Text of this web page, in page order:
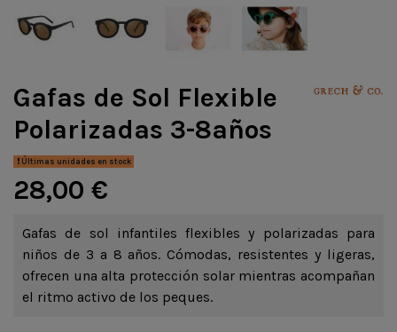
Gafas de Sol Flexible
Polarizadas 3-8años
Últimas unidades en stock
28,00 €
Gafas de sol infantiles flexibles y polarizadas para
niños de 3 a 8 años. Cómodas, resistentes y ligeras,
ofrecen una alta protección solar mientras acompañan
el ritmo activo de los peques.